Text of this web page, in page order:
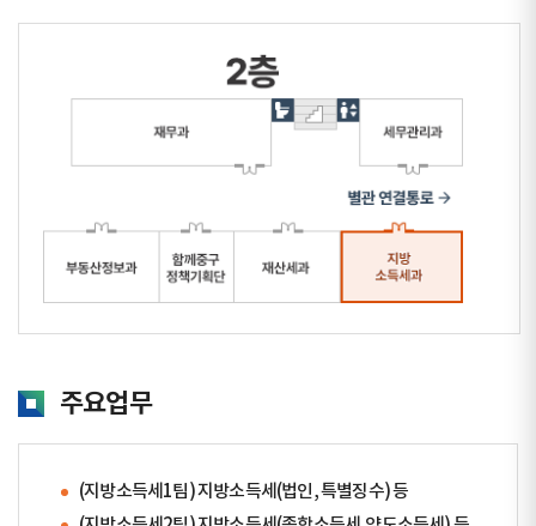
주요업무
(지방소득세1팀) 지방소득세(법인, 특별징수) 등